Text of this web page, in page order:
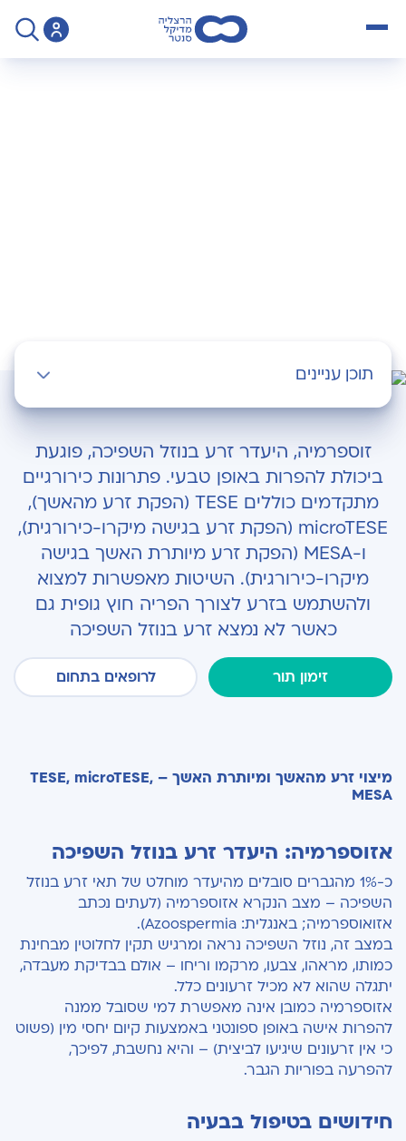
תוכן עניינים
חידושים בטיפול בבעיה
בירור אזוספרמיה
אזוספרמיה חסימתית
אזוספרמיה לא חסימתית
ניתוח TESE – הפקת זרע מרקמת האשך
ניתוח microTESE – הפקת זרע מרקמת האשך
בגישה מיקרו-כירורגית
זוספרמיה, היעדר זרע בנוזל השפיכה, פוגעת
ביכולת להפרות באופן טבעי. פתרונות כירורגיים
מתקדמים כוללים TESE (הפקת זרע מהאשך),
microTESE (הפקת זרע בגישה מיקרו-כירורגית),
ו-MESA (הפקת זרע מיותרת האשך בגישה
מיקרו-כירורגית). השיטות מאפשרות למצוא
ולהשתמש בזרע לצורך הפריה חוץ גופית גם
כאשר לא נמצא זרע בנוזל השפיכה
זימון תור לרופאים בתחום
מיצוי זרע מהאשך ומיותרת האשך – TESE, microTESE,
MESA
אזוספרמיה: היעדר זרע בנוזל השפיכה
כ-1% מהגברים סובלים מהיעדר מוחלט של תאי זרע בנוזל
השפיכה – מצב הנקרא אזוספרמיה (לעתים נכתב
אזואוספרמיה; באנגלית: Azoospermia).
במצב זה, נוזל השפיכה נראה ומרגיש תקין לחלוטין מבחינת
כמותו, מראהו, צבעו, מרקמו וריחו – אולם בבדיקת מעבדה,
יתגלה שהוא לא מכיל זרעונים כלל.
אזוספרמיה כמובן אינה מאפשרת למי שסובל ממנה
להפרות אישה באופן ספונטני באמצעות קיום יחסי מין (פשוט
כי אין זרעונים שיגיעו לביצית) – והיא נחשבת, לפיכך,
להפרעה בפוריות הגבר.
חידושים בטיפול בבעיה